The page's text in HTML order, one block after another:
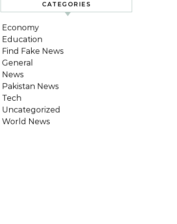
CATEGORIES
Economy
Education
Find Fake News
General
News
Pakistan News
Tech
Uncategorized
World News